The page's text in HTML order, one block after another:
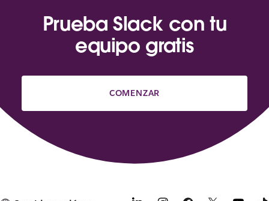
Prueba Slack con tu
equipo gratis
COMENZAR